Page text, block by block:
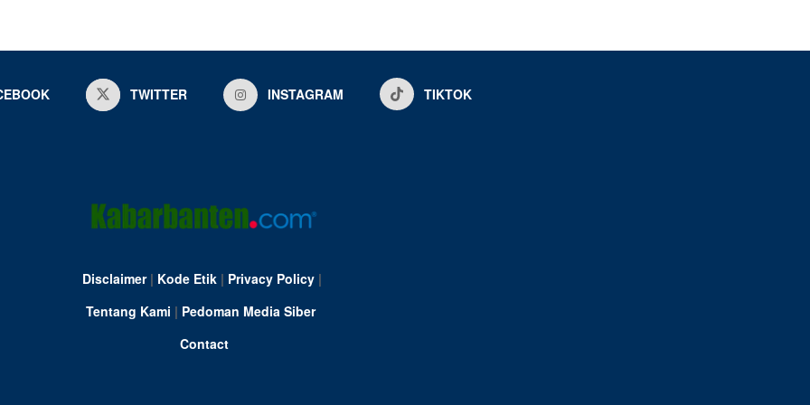
TWITTER INSTAGRAM TIKTOK
Disclaimer| Kode Etik | Privacy Policy |
Tentang Kami | Pedoman Media Siber
Contact